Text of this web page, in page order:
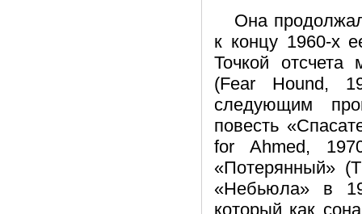
Она
к концу 1960-х
Точкой отсчета
(Fear Hound,
следующим
повесть
for Ahmed,
«Потерянный»
«Небьюла» в
который как